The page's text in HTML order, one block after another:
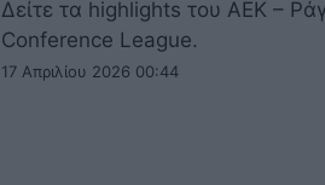
Δείτε τα highlights του ΑΕΚ –
Conference League.
17 Απριλίου 2026 00:44